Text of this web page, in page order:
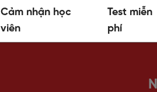
Cảm nhận học
viên
Test miễn
phí